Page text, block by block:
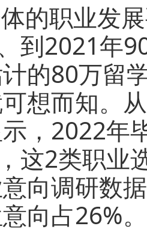
的职业发
到2021年
的80万留
想而知。
，2022年
这2类职业
向调研数
向占26%。